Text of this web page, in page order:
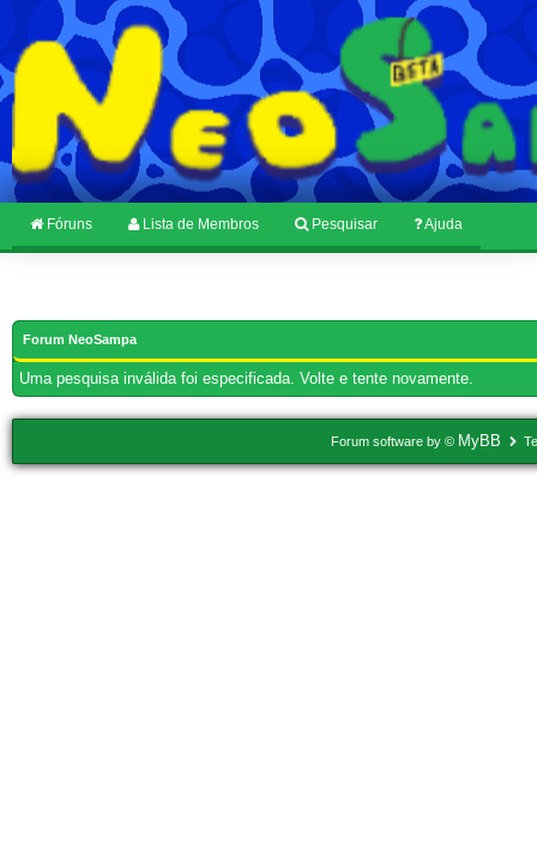
Fóruns Lista de Membros Pesquisar Ajuda
Forum NeoSampa
Uma pesquisa inválida foi especificada. Volte e tente novamente.
Forum software by © MyBB